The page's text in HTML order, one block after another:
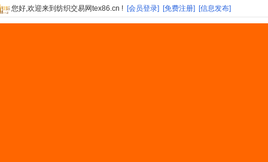
您好,欢迎来到纺织交易网tex86.cn ! [会员登录] [免费注册] [信息发布]